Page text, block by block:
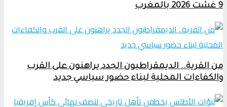
9 غشت 2026 بالمغرب
من القرية.. الديمقراطيون الجدد يراهنون على القرب
والكفاءات المحلية لبناء حضور سياسي جديد